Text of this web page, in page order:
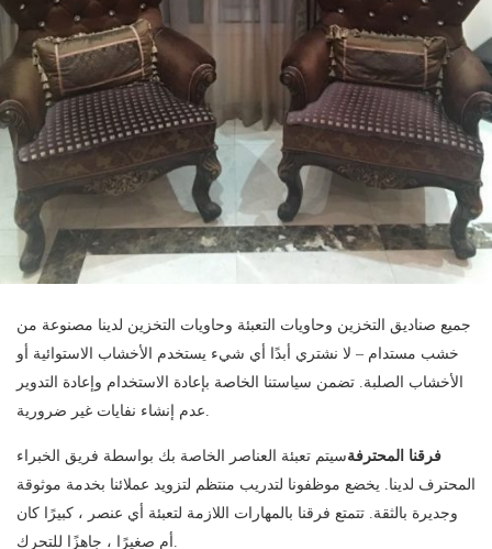
جميع صناديق التخزين وحاويات التعبئة وحاويات التخزين لدينا مصنوعة من
خشب مستدام – لا نشتري أبدًا أي شيء يستخدم الأخشاب الاستوائية أو
الأخشاب الصلبة. تضمن سياستنا الخاصة بإعادة الاستخدام وإعادة التدوير
فرقنا المحترفةسيتم تعبئة العناصر الخاصة بك بواسطة فريق الخبراء
المحترف لدينا. يخضع موظفونا لتدريب منتظم لتزويد عملائنا بخدمة موثوقة
وجديرة بالثقة. تتمتع فرقنا بالمهارات اللازمة لتعبئة أي عنصر ، كبيرًا كان